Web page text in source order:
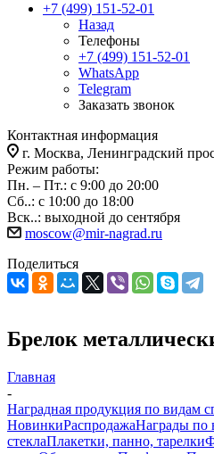
+7 (499) 151-52-01
Назад
Телефоны
+7 (499) 151-52-01
WhatsApp
Telegram
Заказать звонок
Контактная информация
г. Москва, Ленинградский
Режим работы:
Пн. – Пт.: с 9:00 до 20:00
Сб..: с 10:00 до 18:00
Вск..: выходной до сентября
moscow@mir-nagrad.ru
Поделиться
Брелок
Главная
-
Наградная продукция по видам
НовинкиРаспродажаНаграды по
стеклаПлакетки, панно, тарелки